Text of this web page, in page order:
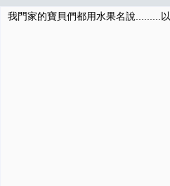
我門家的寶貝們都用水果名說.........